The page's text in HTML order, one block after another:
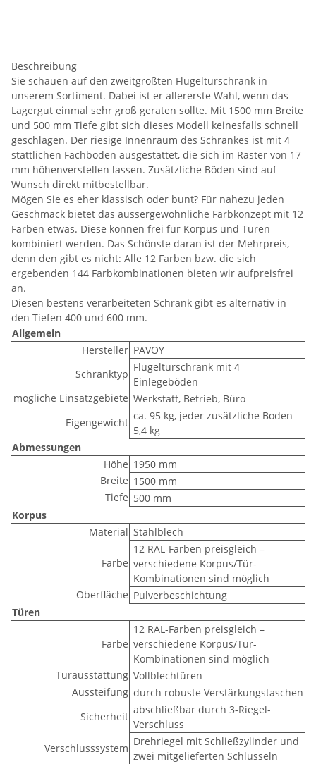
Beschreibung
Sie schauen auf den zweitgrößten Flügeltürschrank in
unserem Sortiment. Dabei ist er allererste Wahl, wenn das
Lagergut einmal sehr groß geraten sollte. Mit 1500 mm Breite
und 500 mm Tiefe gibt sich dieses Modell keinesfalls schnell
geschlagen. Der riesige Innenraum des Schrankes ist mit 4
stattlichen Fachböden ausgestattet, die sich im Raster von 17
mm höhenverstellen lassen. Zusätzliche Böden sind auf
Wunsch direkt mitbestellbar.
Mögen Sie es eher klassisch oder bunt? Für nahezu jeden
Geschmack bietet das aussergewöhnliche Farbkonzept mit 12
Farben etwas. Diese können frei für Korpus und Türen
kombiniert werden. Das Schönste daran ist der Mehrpreis,
denn den gibt es nicht: Alle 12 Farben bzw. die sich
ergebenden 144 Farbkombinationen bieten wir aufpreisfrei
an.
Diesen bestens verarbeiteten Schrank gibt es alternativ in
den Tiefen 400 und 600 mm.
Allgemein
Hersteller PAVOY
Schranktyp
Flügeltürschrank mit 4
Einlegeböden
mögliche Einsatzgebiete Werkstatt, Betrieb, Büro
Eigengewicht
ca. 95 kg, jeder zusätzliche Boden
5,4 kg
Abmessungen
Höhe 1950 mm
Breite 1500 mm
Tiefe 500 mm
Korpus
Material Stahlblech
Farbe
12 RAL-Farben preisgleich –
verschiedene Korpus/Tür-
Kombinationen sind möglich
Oberfläche Pulverbeschichtung
Türen
Farbe
12 RAL-Farben preisgleich –
verschiedene Korpus/Tür-
Kombinationen sind möglich
Türausstattung Vollblechtüren
Aussteifung durch robuste Verstärkungstaschen
Sicherheit
abschließbar durch 3-Riegel-
Verschluss
Verschlusssystem
Drehriegel mit Schließzylinder und
zwei mitgelieferten Schlüsseln